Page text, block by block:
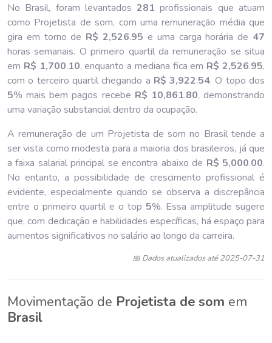
No Brasil, foram levantados281 profissionais que atuam
como Projetista de som, com uma remuneração média que
gira em torno de R$ 2,526.95 e uma carga horária de 47
horas semanais. O primeiro quartil da remuneração se situa
em R$ 1,700.10, enquanto a mediana fica em R$ 2,526.95,
com o terceiro quartil chegando a R$ 3,922.54. O topo dos
5% mais bem pagos recebe R$ 10,861.80, demonstrando
uma variação substancial dentro da ocupação.
A remuneração de um Projetista de som no Brasil tende a
ser vista como modesta para a maioria dos brasileiros, já que
a faixa salarial principal se encontra abaixo de R$ 5,000.00.
No entanto, a possibilidade de crescimento profissional é
evidente, especialmente quando se observa a discrepância
entre o primeiro quartil e o top 5%. Essa amplitude sugere
que, com dedicação e habilidades específicas, há espaço para
aumentos significativos no salário ao longo da carreira.
📅 Dados atualizados até 2025-07-31
Movimentação de Projetista de som em
Brasil